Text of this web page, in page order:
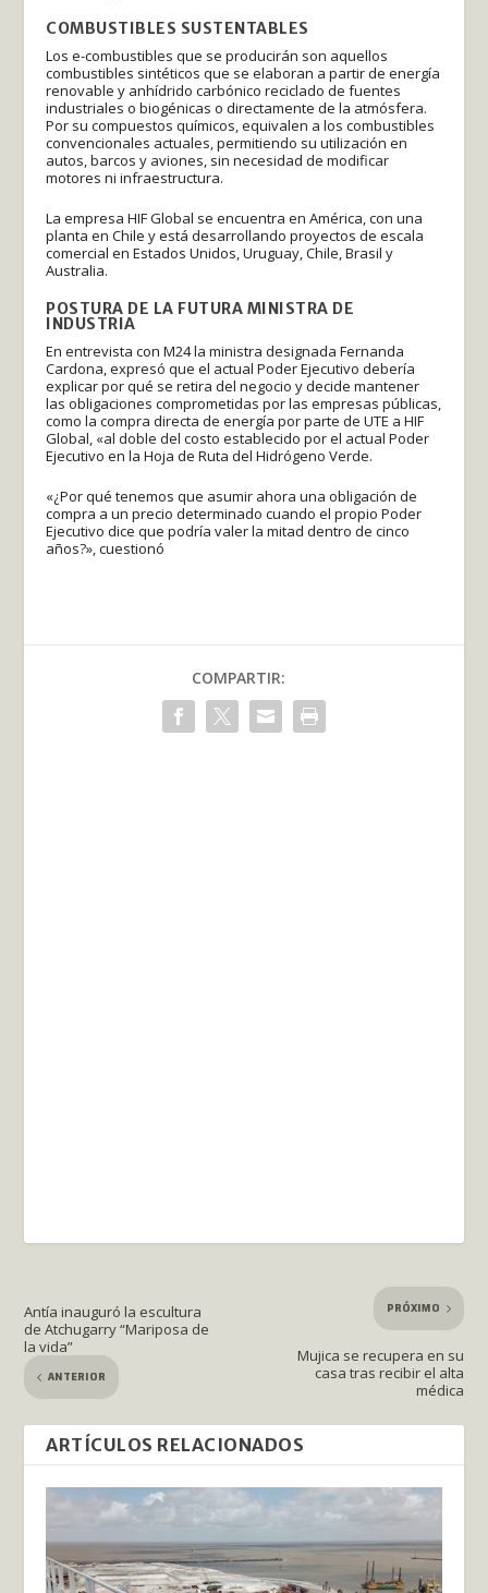
COMBUSTIBLES SUSTENTABLES
Los e-combustibles que se producirán son aquellos
combustibles sintéticos que se elaboran a partir de energía
renovable y anhídrido carbónico reciclado de fuentes
industriales o biogénicas o directamente de la atmósfera.
Por su compuestos químicos, equivalen a los combustibles
convencionales actuales, permitiendo su utilización en
autos, barcos y aviones, sin necesidad de modificar
motores ni infraestructura.
La empresa HIF Global se encuentra en América, con una
planta en Chile y está desarrollando proyectos de escala
comercial en Estados Unidos, Uruguay, Chile, Brasil y
Australia.
POSTURA DE LA FUTURA MINISTRA DE
INDUSTRIA
En entrevista con M24 la ministra designada Fernanda
Cardona, expresó que el actual Poder Ejecutivo debería
explicar por qué se retira del negocio y decide mantener
las obligaciones comprometidas por las empresas públicas,
como la compra directa de energía por parte de UTE a HIF
Global, «al doble del costo establecido por el actual Poder
Ejecutivo en la Hoja de Ruta del Hidrógeno Verde.
«¿Por qué tenemos que asumir ahora una obligación de
compra a un precio determinado cuando el propio Poder
Ejecutivo dice que podría valer la mitad dentro de cinco
años?», cuestionó
COMPARTIR:
Antía inauguró la escultura
de Atchugarry “Mariposa de
la vida”
ANTERIOR
PRÓXIMO
Mujica se recupera en su
casa tras recibir el alta
médica
ARTÍCULOS RELACIONADOS